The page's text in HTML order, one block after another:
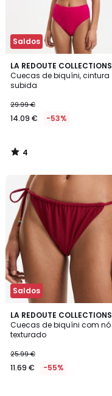
Saldos
LA REDOUTE COLLECTIONS
Cuecas de biquíni, cintura
subida
29.99 €
14.09 € -53%
4
/
5
4
/
Saldos
LA REDOUTE COLLECTIONS
Cuecas de biquíni com nó
texturado
25.99 €
11.69 € -55%
2
Cores